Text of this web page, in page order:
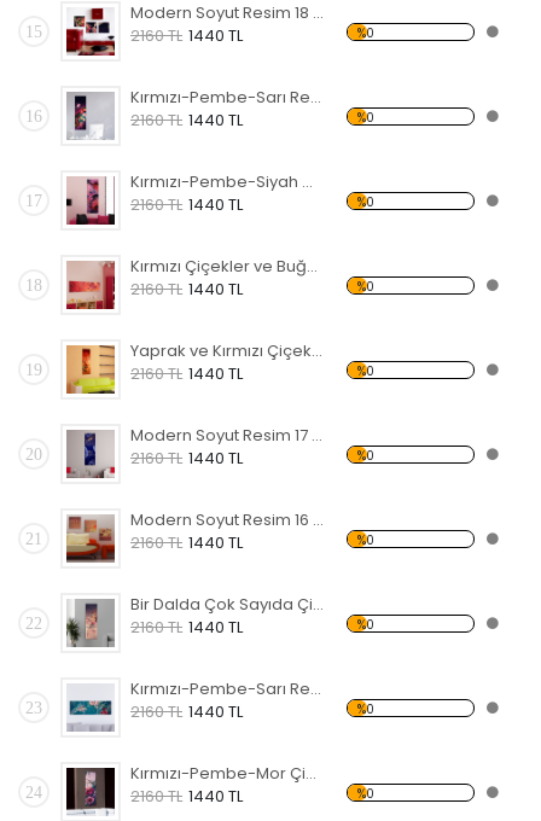
15
Modern Soyut Resim 18 Forex Tablo
2160 TL 1440 TL %0
16
Kırmızı-Pembe-Sarı Renkli Çiçekler Forex Tablo
2160 TL 1440 TL %0
17
Kırmızı-Pembe-Siyah Çiçekler Forex Tablo
2160 TL 1440 TL %0
18
Kırmızı Çiçekler ve Buğday Başakları Forex Tablo
2160 TL 1440 TL %0
19
Yaprak ve Kırmızı Çiçekler Forex Tablo
2160 TL 1440 TL %0
20
Modern Soyut Resim 17 Forex Tablo
2160 TL 1440 TL %0
21
Modern Soyut Resim 16 Forex Tablo
2160 TL 1440 TL %0
22
Bir Dalda Çok Sayıda Çiçek Forex Tablo
2160 TL 1440 TL %0
23
Kırmızı-Pembe-Sarı Renkli Çiçekler Forex Tablo
2160 TL 1440 TL %0
24
Kırmızı-Pembe-Mor Çiçekler Forex Tablo
2160 TL 1440 TL %0